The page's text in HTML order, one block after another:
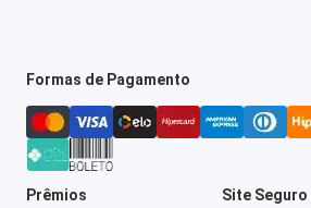
Formas de Pagamento
Prêmios Site Seguro